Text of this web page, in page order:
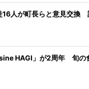
16人が町長らと意見交換
HAGI」が2周年 旬の